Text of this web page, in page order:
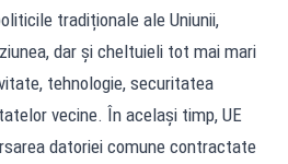
tradiționale ale Uniunii,
dar și cheltuieli tot mai mari
tehnologie, securitatea
vecine. În același timp, UE
datoriei comune contractate